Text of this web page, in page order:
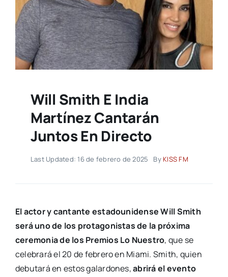
Will Smith E India
Martínez Cantarán
Juntos En Directo
Last Updated: 16 de febrero de 2025 By KISS FM
El actor y cantante estadounidense Will Smith
será uno de los protagonistas de la próxima
ceremonia de los Premios Lo Nuestro, que se
celebrará el 20 de febrero en Miami. Smith, quien
debutará en estos galardones,abrirá el evento